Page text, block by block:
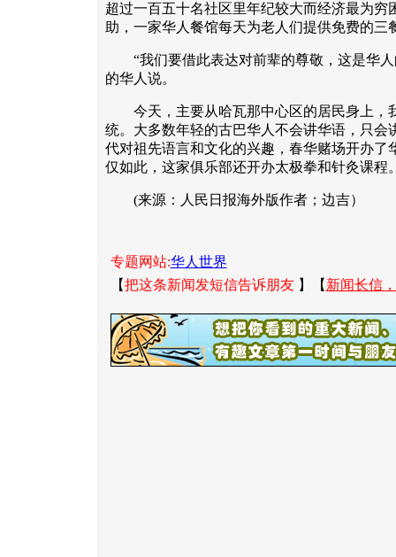
超过一百五十名社区里年纪较大而经济最为穷
助，一家华人餐馆每天为老人们提供免费的三
“我们要借此表达对前辈的尊敬，这是华人
的华人说。
今天，主要从哈瓦那中心区的居民身上，
统。大多数年轻的古巴华人不会讲华语，只会
代对祖先语言和文化的兴趣，春华赌场开办了
仅如此，这家俱乐部还开办太极拳和针灸课程
(来源：人民日报海外版作者；边吉）
专题网站:华人世界
【把这条新闻发短信告诉朋友】【 新闻长信